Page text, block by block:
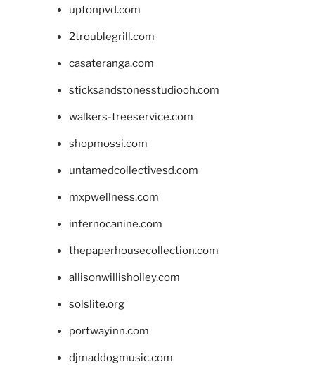
uptonpvd.com
2troublegrill.com
casateranga.com
sticksandstonesstudiooh.com
walkers-treeservice.com
shopmossi.com
untamedcollectivesd.com
mxpwellness.com
infernocanine.com
thepaperhousecollection.com
allisonwillisholley.com
solslite.org
portwayinn.com
djmaddogmusic.com